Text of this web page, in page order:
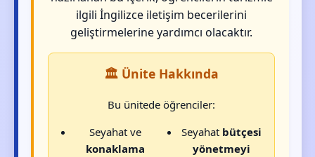
ilgili İngilizce iletişim becerilerini
geliştirmelerine yardımcı olacaktır.
🏛️ Ünite Hakkında
Bu ünitede öğrenciler:
Seyahat ve
konaklama
Seyahat bütçesi
yönetmeyi